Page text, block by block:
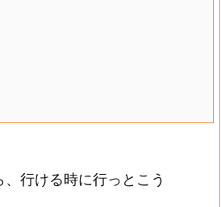
行ける時に行っとこう